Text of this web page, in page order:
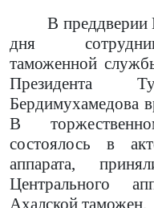
В преддверии
дня
таможенной
Президента
Бердимухамедова
В
состоялось в
аппарата,
Центрального
Ахалской таможен.